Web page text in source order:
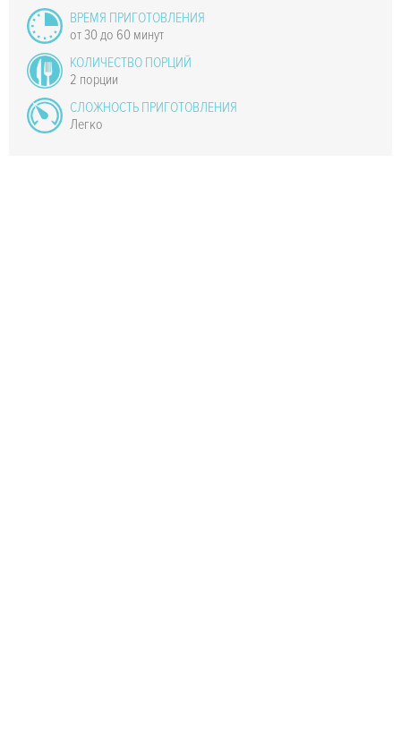
ВРЕМЯ ПРИГОТОВЛЕНИЯ
от 30 до 60 минут
КОЛИЧЕСТВО ПОРЦИЙ
2 порции
СЛОЖНОСТЬ ПРИГОТОВЛЕНИЯ
Легко